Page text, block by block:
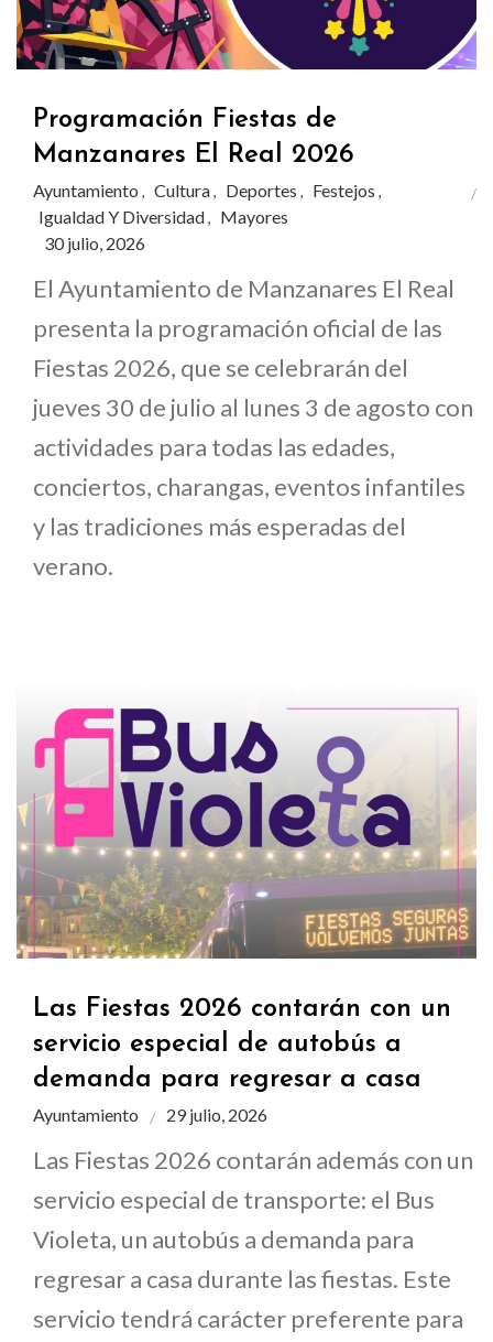
Programación Fiestas de
Manzanares El Real 2026
Ayuntamiento , Cultura, Deportes , Festejos ,
Igualdad Y Diversidad, Mayores
30 julio, 2026
El Ayuntamiento de Manzanares El Real
presenta la programación oficial de las
Fiestas 2026, que se celebrarán del
jueves 30 de julio al lunes 3 de agosto con
actividades para todas las edades,
conciertos, charangas, eventos infantiles
y las tradiciones más esperadas del
verano.
Las Fiestas 2026 contarán con un
servicio especial de autobús a
demanda para regresar a casa
Ayuntamiento 29 julio, 2026
Las Fiestas 2026 contarán además con un
servicio especial de transporte: el Bus
Violeta, un autobús a demanda para
regresar a casa durante las fiestas. Este
servicio tendrá carácter preferente para